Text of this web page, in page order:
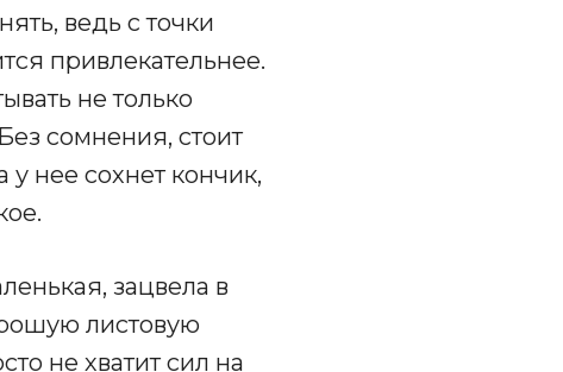
ведь с точки
привлекательнее.
не только
сомнения, стоит
нее сохнет кончик,
зацвела в
листовую
не хватит сил на